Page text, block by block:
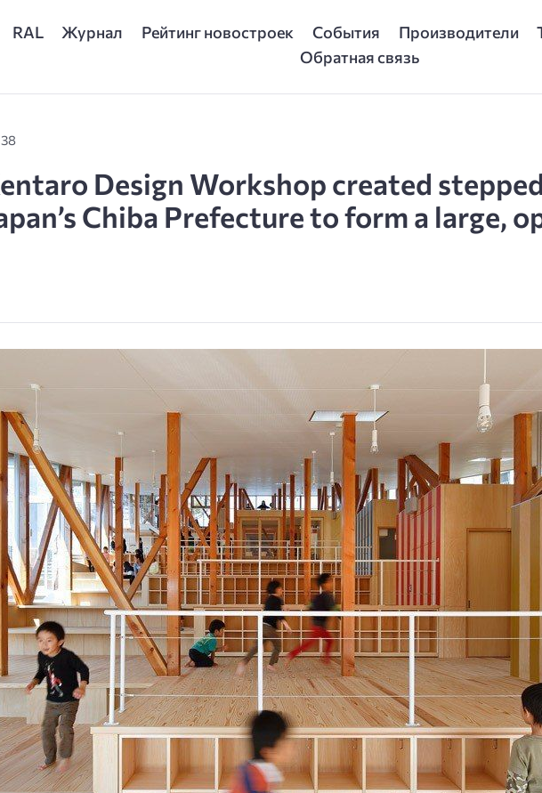
RAL Журнал Рейтинг новостроек События Производители
Обратная связь
Design Workshop created
Chiba Prefecture to form a large,